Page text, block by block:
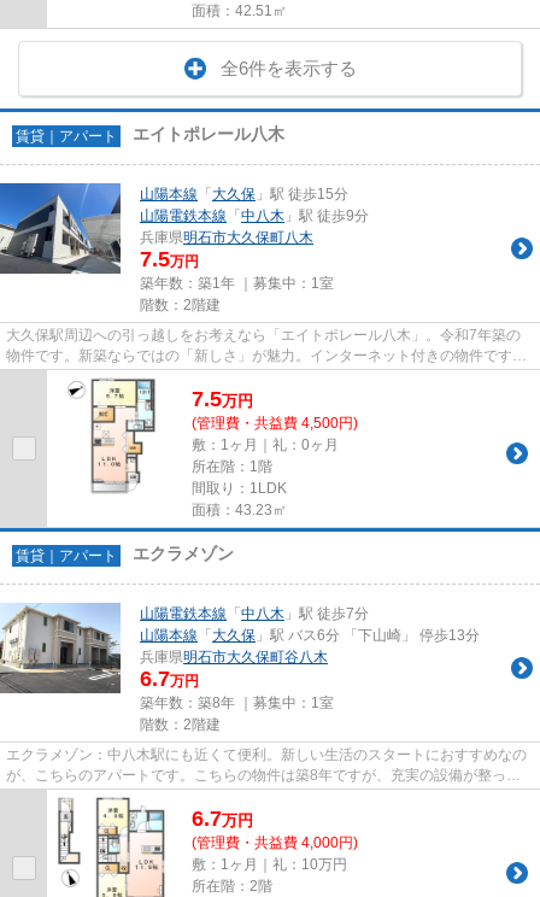
面積：42.51㎡
全6件を表示する
賃貸｜アパート エイトポレール八木
山陽本線 「 大久保 」駅 徒歩15分
山陽電鉄本線 「 中八木 」駅 徒歩9分
兵庫県明石市大久保町八木
7.5万円
築年数：築1年 ｜募集中： 1室
階数：2階建
大久保駅周辺への引っ越しをお考えなら「エイトポレール八木」。令和7年築の
物件です。新築ならではの「新しさ」が魅力。インターネット付きの物件です。
明石市でお部屋探しをするなら...
7.5万円
(管理費・共益費 4,500円)
敷：1ヶ月｜礼：0ヶ月
所在階：1階
間取り：1LDK
面積：43.23㎡
賃貸｜アパート エクラメゾン
山陽電鉄本線 「 中八木 」駅 徒歩7分
山陽本線 「 大久保 」駅 バス6分 「下山崎」 停歩13分
兵庫県明石市大久保町谷八木
6.7万円
築年数：築8年 ｜募集中： 1室
階数：2階建
エクラメゾン：中八木駅にも近くて便利。新しい生活のスタートにおすすめなの
が、こちらのアパートです。こちらの物件は築8年ですが、充実の設備が整って
います。ネットの回線工事が済...
6.7万円
(管理費・共益費 4,000円)
敷：1ヶ月｜礼：10万円
所在階：2階